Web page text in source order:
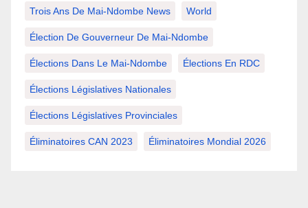
Trois Ans De Mai-Ndombe News World
Élection De Gouverneur De Mai-Ndombe
Élections Dans Le Mai-Ndombe Élections En RDC
Élections Législatives Nationales
Élections Législatives Provinciales
Éliminatoires CAN 2023 Éliminatoires Mondial 2026